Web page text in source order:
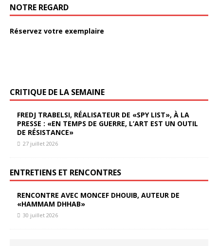
NOTRE REGARD
Réservez votre exemplaire
CRITIQUE DE LA SEMAINE
FREDJ TRABELSI, RÉALISATEUR DE «SPY LIST», À LA
PRESSE : «EN TEMPS DE GUERRE, L’ART EST UN OUTIL
DE RÉSISTANCE»
27 juillet 2026
ENTRETIENS ET RENCONTRES
RENCONTRE AVEC MONCEF DHOUIB, AUTEUR DE
«HAMMAM DHHAB»
30 juillet 2026